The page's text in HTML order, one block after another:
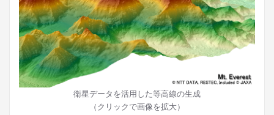
衛星データを活用した等高線の生成
（クリックで画像を拡大）